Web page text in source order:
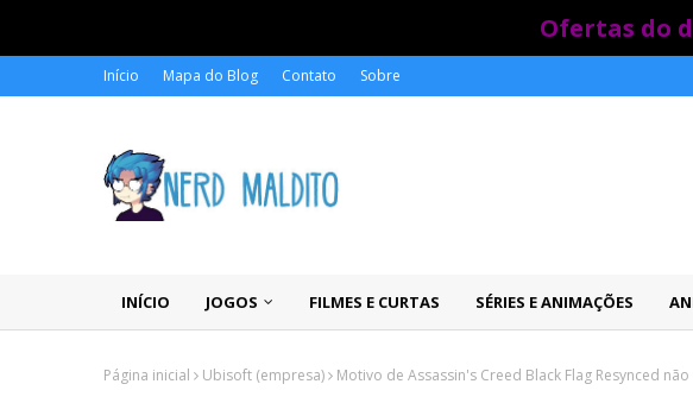
Ofertas do
Início Mapa do Blog Contato Sobre
INÍCIO JOGOS FILMES E CURTAS SÉRIES E ANIMAÇÕES
Página inicial Ubisoft (empresa) Motivo de Assassin's Creed Black Flag Resynced